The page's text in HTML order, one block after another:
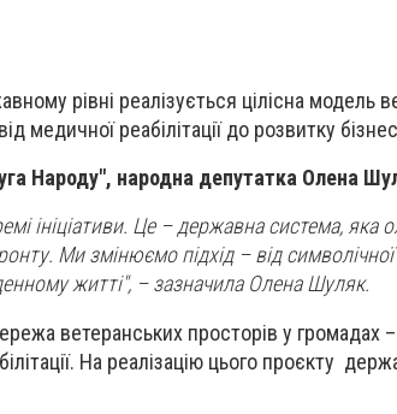
рівні реалізується цілісна модель
медичної реабілітації до розвитку
Народу", народна депутатка Олена
ініціативи. Це – державна система,
Ми змінюємо підхід – від
житті", – зазначила Олена Шуляк.
ветеранських просторів у громадах
На реалізацію цього проєкту